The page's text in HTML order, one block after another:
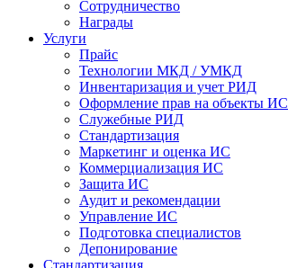
Сотрудничество
Награды
Услуги
Прайс
Технологии МКД / УМКД
Инвентаризация и учет РИД
Оформление прав на объекты ИС
Служебные РИД
Стандартизация
Маркетинг и оценка ИС
Коммерциализация ИС
Защита ИС
Аудит и рекомендации
Управление ИС
Подготовка специалистов
Депонирование
Стандартизация